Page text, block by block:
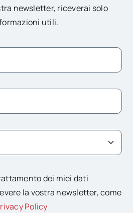
newsletter, riceverai solo
utili.
dei miei dati
la vostra newsletter, come
Policy